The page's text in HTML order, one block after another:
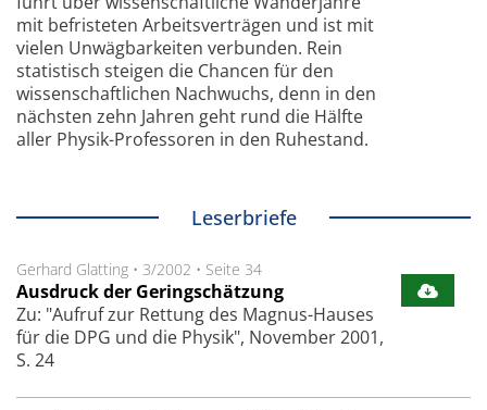
mit befristeten Arbeitsverträgen und ist mit
vielen Unwägbarkeiten verbunden. Rein
statistisch steigen die Chancen für den
wissenschaftlichen Nachwuchs, denn in den
nächsten zehn Jahren geht rund die Hälfte
aller Physik-Professoren in den Ruhestand.
Leserbriefe
Gerhard Glatting • 3/2002 • Seite 34
Ausdruck der Geringschätzung
Zu: "Aufruf zur Rettung des Magnus-Hauses
für die DPG und die Physik", November 2001,
S. 24